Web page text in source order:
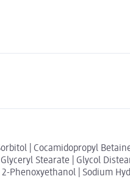
| Cocamidopropyl
Stearate | Glycol
Phenoxyethanol | Sodium